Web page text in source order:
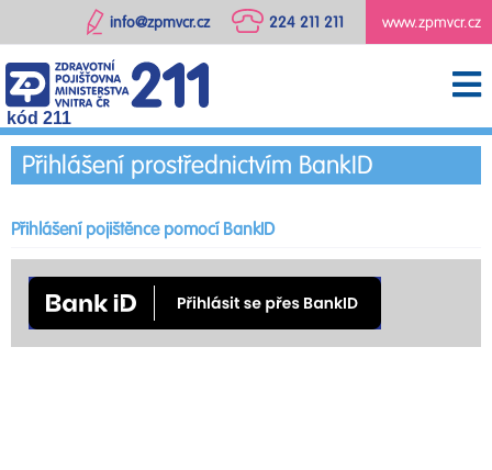
www.zpmvcr.cz
224 211 211
info@zpmvcr.cz
kód 211
Přihlášení prostřednictvím BankID
Přihlášení pojištěnce pomocí BankID